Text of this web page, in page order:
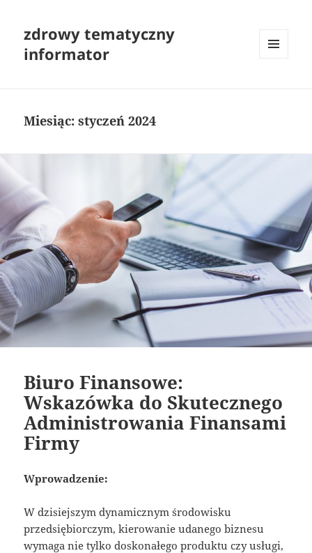
zdrowy tematyczny
informator
Miesiąc:styczeń 2024
Biuro Finansowe:
Wskazówka do Skutecznego
Administrowania Finansami
Firmy
Wprowadzenie:
W dzisiejszym dynamicznym środowisku
przedsiębiorczym, kierowanie udanego biznesu
wymaga nie tylko doskonałego produktu czy usługi,